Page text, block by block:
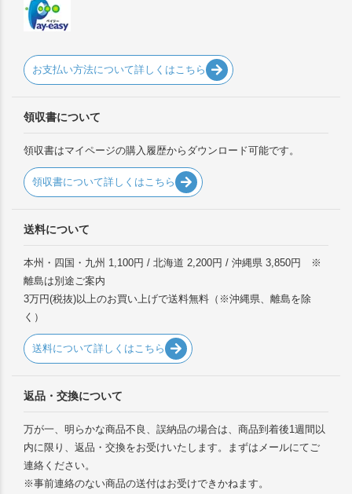
お支払い方法について詳しくはこちら
領収書について
領収書はマイページの購入履歴からダウンロード可能です。
領収書について詳しくはこちら
送料について
本州・四国・九州 1,100円 / 北海道 2,200円 / 沖縄県 3,850円 ※
離島は別途ご案内
3万円(税抜)以上のお買い上げで送料無料（※沖縄県、離島を除
く）
送料について詳しくはこちら
返品・交換について
万が一、明らかな商品不良、誤納品の場合は、商品到着後1週間以
内に限り、返品・交換をお受けいたします。まずはメールにてご
連絡ください。
※事前連絡のない商品の送付はお受けできかねます。